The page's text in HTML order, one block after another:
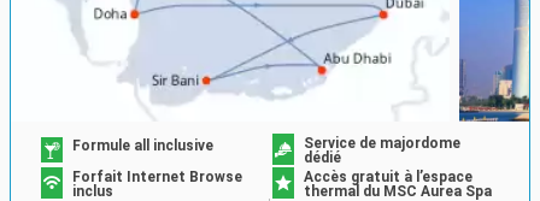
Formule all inclusive
Service de majordome
dédié
Forfait Internet Browse
inclus
Accès gratuit à l’espace
thermal du MSC Aurea Spa